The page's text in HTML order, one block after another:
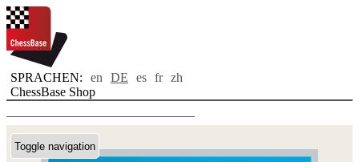
SPRACHEN: en DE es fr zh
ChessBase Shop
Toggle navigation